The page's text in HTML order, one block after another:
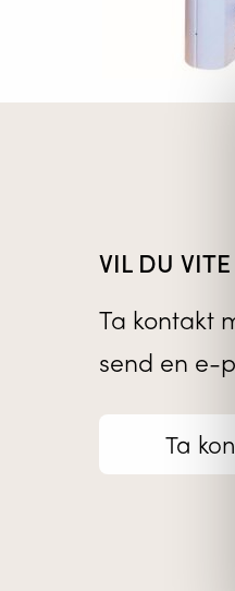
VIL DU
Ta kontakt
send en e-
Ta